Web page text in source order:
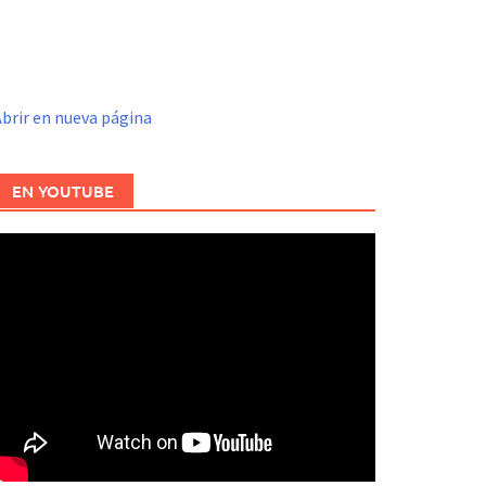
en nueva página
EN YOUTUBE